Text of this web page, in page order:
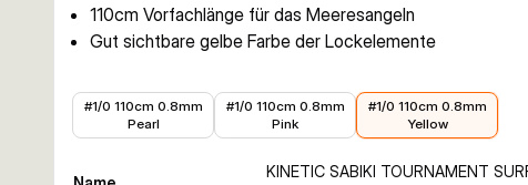
110cm Vorfachlänge für das Meeresangeln
Gut sichtbare gelbe Farbe der Lockelemente
#1/0 110cm 0.8mm
Pearl
#1/0 110cm 0.8mm
Pink
#1/0 110cm 0.8mm
Yellow
KINETIC SABIKI TOURNAMENT